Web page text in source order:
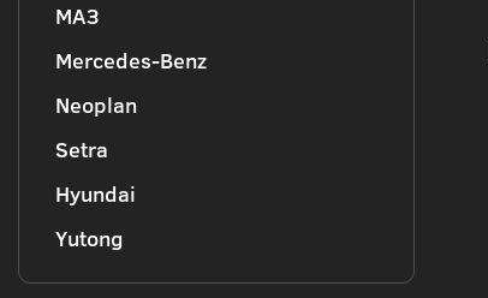
МАЗ
Mercedes-Benz
Neoplan
Setra
Hyundai
Yutong